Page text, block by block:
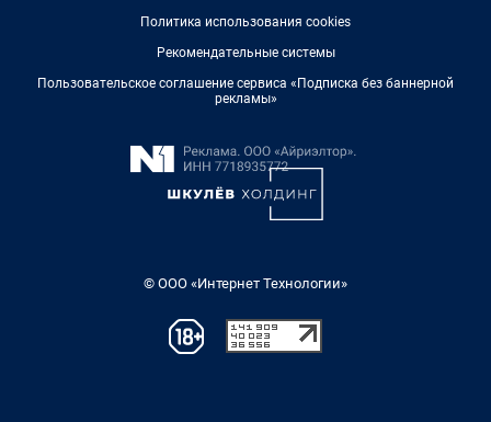
Политика использования cookies
Рекомендательные системы
Пользовательское соглашение сервиса «Подписка без баннерной
рекламы»
© ООО «Интернет Технологии»